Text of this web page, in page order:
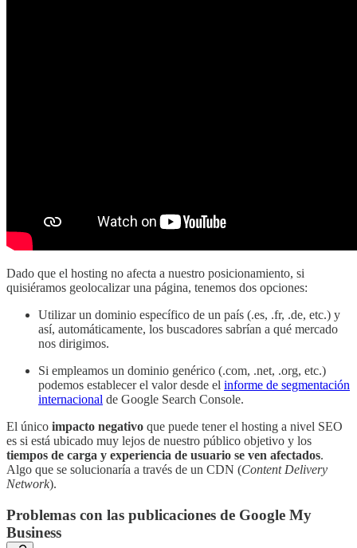
Dado que el hosting no afecta a nuestro posicionamiento, si
quisiéramos geolocalizar una página, tenemos dos opciones:
Utilizar un dominio específico de un país (.es, .fr, .de, etc.) y
así, automáticamente, los buscadores sabrían a qué mercado
nos dirigimos.
Si empleamos un dominio genérico (.com, .net, .org, etc.)
podemos establecer el valor desde el informe de segmentación
internacional de Google Search Console.
El único impacto negativo que puede tener el hosting a nivel SEO
es si está ubicado muy lejos de nuestro público objetivo y los
tiempos de carga y experiencia de usuario se ven afectados.
Algo que se solucionaría a través de un CDN (Content Delivery
Network).
Problemas con las publicaciones de Google My
Business